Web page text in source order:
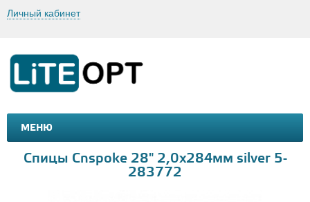
Личный кабинет
МЕНЮ
МАШИНКИ И МОТОЦИКЛЫ
Спицы Cnspoke 28" 2,0х284мм silver 5-
283772